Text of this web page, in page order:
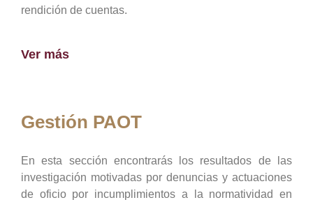
rendición de cuentas.
Ver más
Gestión PAOT
En esta sección encontrarás los resultados de las
investigación motivadas por denuncias y actuaciones
de oficio por incumplimientos a la normatividad en